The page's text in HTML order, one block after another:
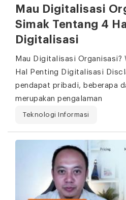
Mau Digitalisasi
Simak Tentang 4
Digitalisasi
Mau Digitalisasi Organisasi?
Hal Penting Digitalisasi
pendapat pribadi, beberapa
merupakan pengalaman
Teknologi Informasi